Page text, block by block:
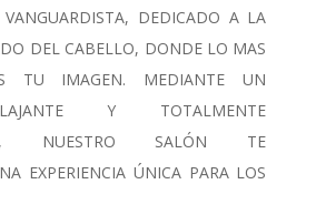
VANGUARDISTA, DEDICADO A LA
DEL CABELLO, DONDE LO MAS
TU IMAGEN. MEDIANTE UN
Y TOTALMENTE
NUESTRO SALÓN TE
EXPERIENCIA ÚNICA PARA LOS